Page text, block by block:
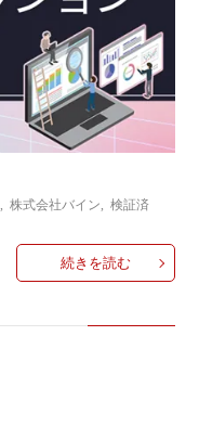
,株式会社バイン ,検証済
続きを読む